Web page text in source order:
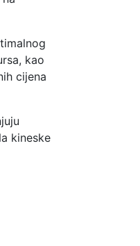
kao
cijena
kineske